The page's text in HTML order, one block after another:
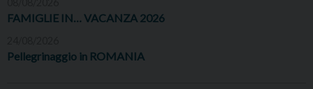
FAMIGLIE IN… VACANZA 2026
Pellegrinaggio in ROMANIA